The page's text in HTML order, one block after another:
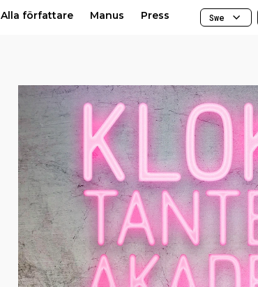
Alla författare Manus Press Swe